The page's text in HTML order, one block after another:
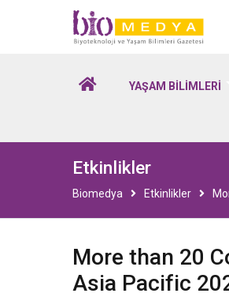
Biomedya -
YAŞAM BİLİMLERİ
Etkinlikler
Biomedya Etkinlikler
More than 20
Asia Pacific